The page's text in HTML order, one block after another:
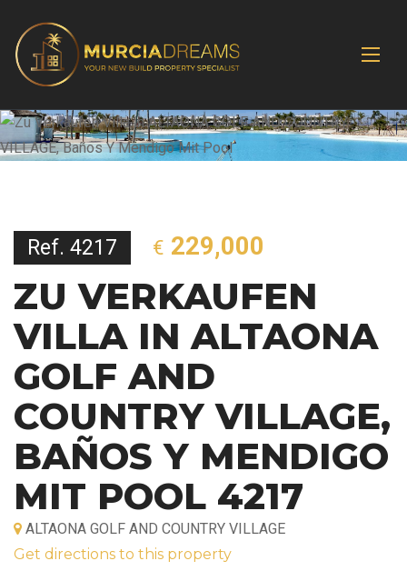
Ref. 4217 € 229,000
ZU VERKAUFEN
VILLA IN ALTAONA
GOLF AND
COUNTRY VILLAGE,
BAÑOS Y MENDIGO
MIT POOL 4217
ALTAONA GOLF AND COUNTRY VILLAGE
Get directions to this property